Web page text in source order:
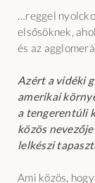
…reggel
elsősöknek,
és az
Azért a vidéki
amerikai
a tengerentúli
közös
lelkészi
Ami közös,